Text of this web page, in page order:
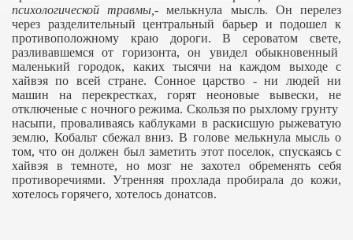
психологической травмы,- мелькнула мысль. Он перелез
через разделительный центральный барьер и подошел к
противоположному краю дороги. В сероватом свете,
разливавшемся от горизонта, он увидел обыкновенный
маленький городок, каких тысячи на каждом выходе с
хайвэя по всей стране. Сонное царство - ни людей ни
машин на перекрестках, горят неоновые вывески, не
отключеные с ночного режима. Скользя по рыхлому грунту
насыпи, проваливаясь каблуками в раскисшую рыжеватую
землю, Кобальт сбежал вниз. В голове мелькнула мысль о
том, что он должен был заметить этот поселок, спускаясь с
хайвэя в темноте, но мозг не захотел обременять себя
противоречиями. Утренняя прохлада пробирала до кожи,
хотелось горячего, хотелось донатсов.